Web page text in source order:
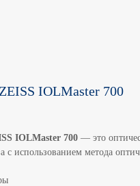
IOLMaster 700
IOLMaster 700 — это
с использованием метода